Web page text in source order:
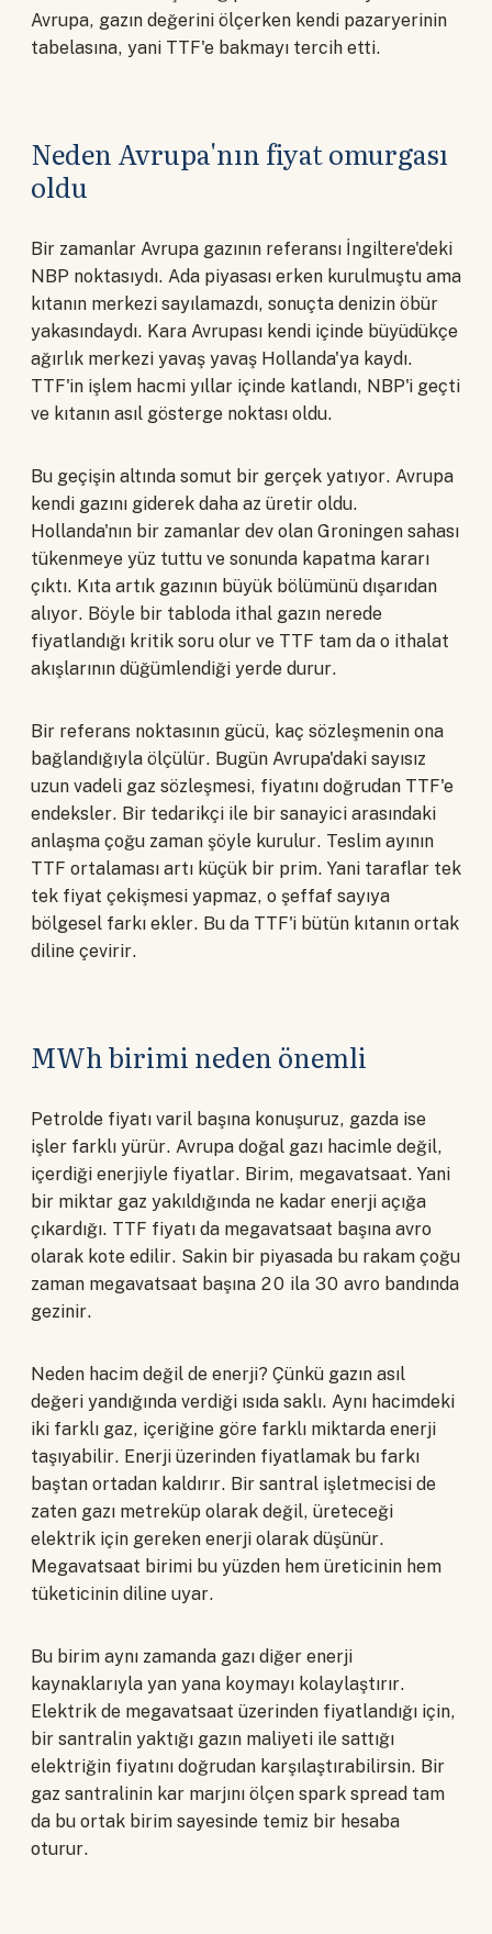
Avrupa, gazın değerini ölçerken kendi pazaryerinin
tabelasına, yani TTF'e bakmayı tercih etti.
Neden Avrupa'nın fiyat omurgası
oldu
Bir zamanlar Avrupa gazının referansı İngiltere'deki
NBP noktasıydı. Ada piyasası erken kurulmuştu ama
kıtanın merkezi sayılamazdı, sonuçta denizin öbür
yakasındaydı. Kara Avrupası kendi içinde büyüdükçe
ağırlık merkezi yavaş yavaş Hollanda'ya kaydı.
TTF'in işlem hacmi yıllar içinde katlandı, NBP'i geçti
ve kıtanın asıl gösterge noktası oldu.
Bu geçişin altında somut bir gerçek yatıyor. Avrupa
kendi gazını giderek daha az üretir oldu.
Hollanda'nın bir zamanlar dev olan Groningen sahası
tükenmeye yüz tuttu ve sonunda kapatma kararı
çıktı. Kıta artık gazının büyük bölümünü dışarıdan
alıyor. Böyle bir tabloda ithal gazın nerede
fiyatlandığı kritik soru olur ve TTF tam da o ithalat
akışlarının düğümlendiği yerde durur.
Bir referans noktasının gücü, kaç sözleşmenin ona
bağlandığıyla ölçülür. Bugün Avrupa'daki sayısız
uzun vadeli gaz sözleşmesi, fiyatını doğrudan TTF'e
endeksler. Bir tedarikçi ile bir sanayici arasındaki
anlaşma çoğu zaman şöyle kurulur. Teslim ayının
TTF ortalaması artı küçük bir prim. Yani taraflar tek
tek fiyat çekişmesi yapmaz, o şeffaf sayıya
bölgesel farkı ekler. Bu da TTF'i bütün kıtanın ortak
diline çevirir.
MWh birimi neden önemli
Petrolde fiyatı varil başına konuşuruz, gazda ise
işler farklı yürür. Avrupa doğal gazı hacimle değil,
içerdiği enerjiyle fiyatlar. Birim, megavatsaat. Yani
bir miktar gaz yakıldığında ne kadar enerji açığa
çıkardığı. TTF fiyatı da megavatsaat başına avro
olarak kote edilir. Sakin bir piyasada bu rakam çoğu
zaman megavatsaat başına 20 ila 30 avro bandında
gezinir.
Neden hacim değil de enerji? Çünkü gazın asıl
değeri yandığında verdiği ısıda saklı. Aynı hacimdeki
iki farklı gaz, içeriğine göre farklı miktarda enerji
taşıyabilir. Enerji üzerinden fiyatlamak bu farkı
baştan ortadan kaldırır. Bir santral işletmecisi de
zaten gazı metreküp olarak değil, üreteceği
elektrik için gereken enerji olarak düşünür.
Megavatsaat birimi bu yüzden hem üreticinin hem
tüketicinin diline uyar.
Bu birim aynı zamanda gazı diğer enerji
kaynaklarıyla yan yana koymayı kolaylaştırır.
Elektrik de megavatsaat üzerinden fiyatlandığı için,
bir santralin yaktığı gazın maliyeti ile sattığı
elektriğin fiyatını doğrudan karşılaştırabilirsin. Bir
gaz santralinin kar marjını ölçen spark spread tam
da bu ortak birim sayesinde temiz bir hesaba
oturur.